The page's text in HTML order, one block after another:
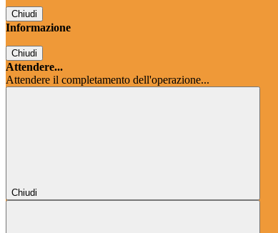
Chiudi
Informazione
Chiudi
Attendere...
Attendere il completamento dell'operazione...
Chiudi